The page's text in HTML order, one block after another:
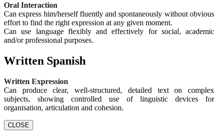
Oral Interaction
Can express him/herself fluently and spontaneously without obvious
effort to find the right expression at any given moment.
Can use language flexibly and effectively for social, academic
and/or professional purposes.
Written Spanish
Written Expression
Can produce clear, well-structured, detailed text on complex
subjects, showing controlled use of linguistic devices for
organisation, articulation and cohesion.
CLOSE